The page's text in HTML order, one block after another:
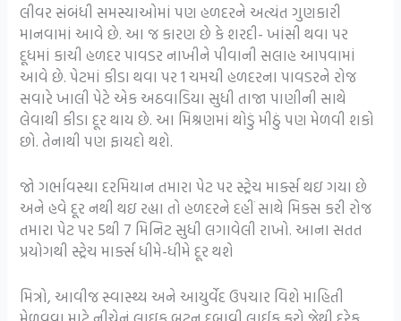
લીવર સંબંધી સમસ્યાઓમાં પણ હળદરને અત્યંત ગુણકારી
માનવામાં આવે છે. આ જ કારણ છે કે શરદી- ખાંસી થવા પર
દૂધમાં કાચી હળદર પાવડર નાખીને પીવાની સલાહ આપવામાં
આવે છે. પેટમાં કીડા થવા પર 1 ચમચી હળદરના પાવડરને રોજ
સવારે ખાલી પેટે એક અઠવાડિયા સુધી તાજા પાણીની સાથે
લેવાથી કીડા દૂર થાય છે. આ મિશ્રણમાં થોડું મીઠું પણ મેળવી શકો
છો. તેનાથી પણ ફાયદો થશે.
જો ગર્ભાવસ્થા દરમિયાન તમારા પેટ પર સ્ટ્રેચ માર્ક્સ થઇ ગયા છે
અને હવે દૂર નથી થઇ રહ્યા તો હળદરને દહીં સાથે મિક્સ કરી રોજ
તમારા પેટ પર 5થી 7 મિનિટ સુધી લગાવેલી રાખો. આના સતત
પ્રયોગથી સ્ટ્રેચ માર્ક્સ ધીમે-ધીમે દૂર થશે
મિત્રો, આવીજ સ્વાસ્થ્ય અને આયુર્વેદ ઉપચાર વિશે માહિતી